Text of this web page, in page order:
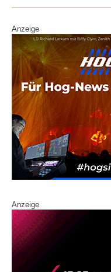
Anzeige
Anzeige